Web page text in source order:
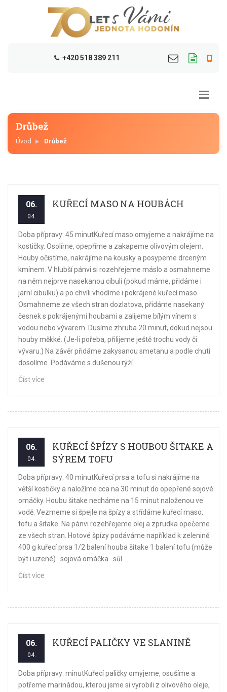
+420 518 389 211
Drůbež
Úvod Drůbež
06.
04.
KUŘECÍ MASO NA HOUBÁCH
Doba přípravy: 45 minutKuřecí maso omyjeme a nakrájíme na
kostičky. Osolíme, opepříme a zakapeme olivovým olejem.
Houby očistíme, nakrájíme na kousky a posypeme drceným
kmínem. V hlubší pánvi si rozehřejeme máslo a osmahneme
na něm nejprve nasekanou cibuli (pokud máme, přidáme i
jarní cibulku) a po chvíli vhodíme i pokrájené kuřecí maso.
Osmahneme ze všech stran dozlatova, přidáme nasekaný
česnek s pokrájenými houbami a zalijeme bílým vínem s
vodou nebo vývarem. Dusíme zhruba 20 minut, dokud nejsou
houby měkké. (Je-li pořeba, přilijeme ještě trochu vody či
vývaru.) Na závěr přidáme zakysanou smetanu a podle chuti
dosolíme. Podáváme s dušenou rýží. ...
Číst více
06.
04.
KUŘECÍ ŠPÍZY S HOUBOU ŠITAKE A
SÝREM TOFU
Doba přípravy: 40 minutKuřecí prsa a tofu si nakrájíme na
větší kostičky a naložíme cca na 30 minut do opepřené sojové
omáčky. Houbu šitake necháme na 15 minut naloženou ve
vodě. Vezmeme si špejle na špízy a střídáme kuřecí maso,
tofu a šitake. Na pánvi rozehřejeme olej a zprudka opečeme
ze všech stran. Hotové špízy podáváme například k zelenině.
400 g kuřecí prsa 1/2 balení houba šitake 1 balení tofu (může
být i uzené) sojová omáčka sůl ...
Číst více
06.
04.
KUŘECÍ PALIČKY VE SLANINĚ
Doba přípravy: minutKuřecí paličky omyjeme, osušíme a
potřeme marinádou, kterou jsme si vyrobili z olivového oleje,